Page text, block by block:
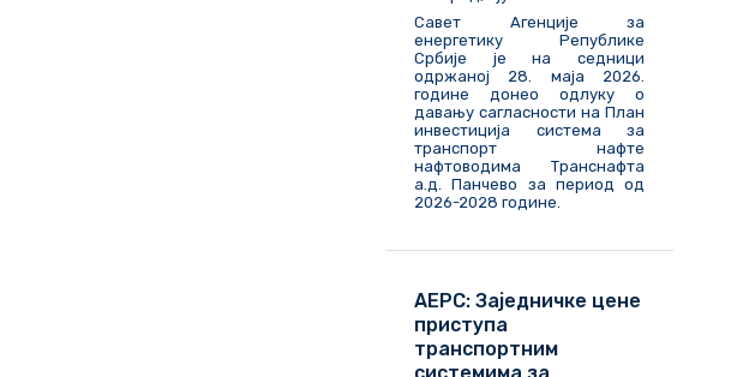
Савет Агенције за
енергетику Републике
Србије је на седници
одржаној 28. маја 2026.
године донео одлуку о
давању сагласности на План
инвестиција система за
транспорт нафте
нафтоводима Транснафта
а.д. Панчево за период од
2026-2028 године.
АЕРС: Заједничке цене
приступа
транспортним